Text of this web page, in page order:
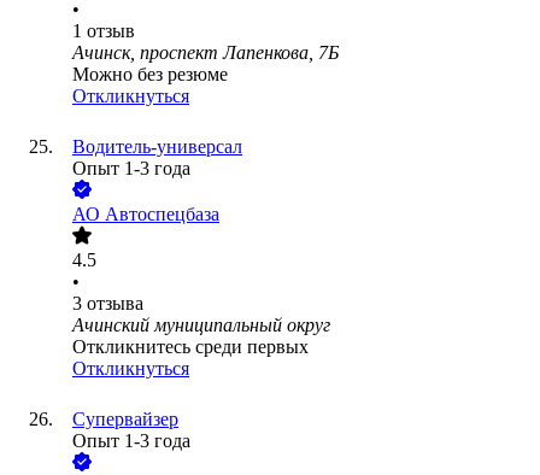
•
1 отзыв
Ачинск, проспект Лапенкова, 7Б
Можно без резюме
Откликнуться
Водитель-универсал
Опыт 1-3 года
АО Автоспецбаза
4.5
•
3 отзыва
Ачинский муниципальный округ
Откликнитесь среди первых
Откликнуться
Супервайзер
Опыт 1-3 года